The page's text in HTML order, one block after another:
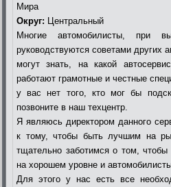
Мира
Округ: Центральный
Многие автомобилисты, при
руководствуются советами других
могут знать, на какой
работают грамотные и честные
у вас нет того, кто мог бы
позвоните в наш техцентр.
Я являюсь директором данного
к тому, чтобы быть лучшим на
тщательно заботимся о том,
на хорошем уровне и
Для этого у нас есть все